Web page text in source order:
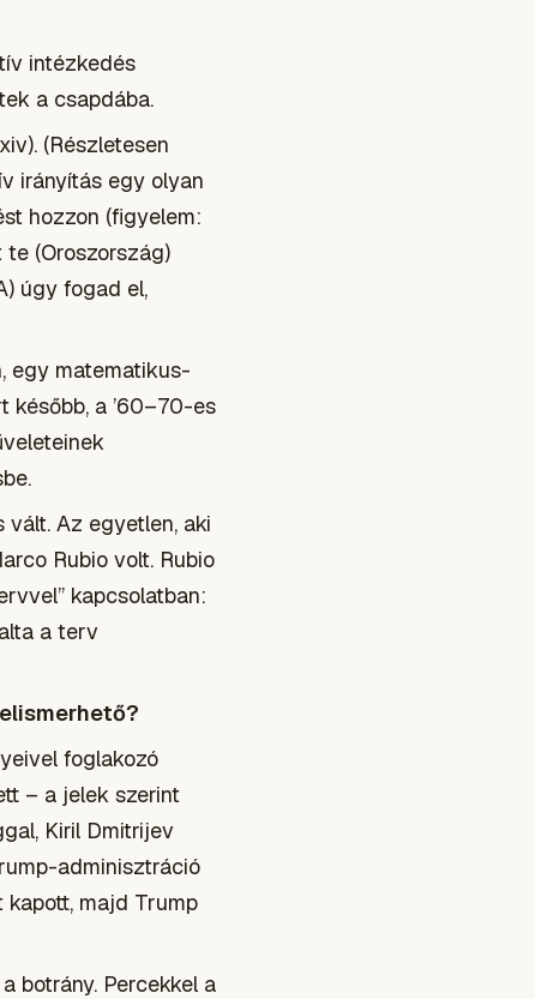
intézkedés
a csapdába.
(Részletesen
irányítás egy olyan
hozzon (figyelem:
(Oroszország)
úgy fogad el,
egy matematikus-
később, a ’60–70-es
Az egyetlen, aki
Rubio volt. Rubio
kapcsolatban:
a terv
foglakozó
– a jelek szerint
Kiril Dmitrijev
adminisztráció
majd Trump
botrány. Percekkel a